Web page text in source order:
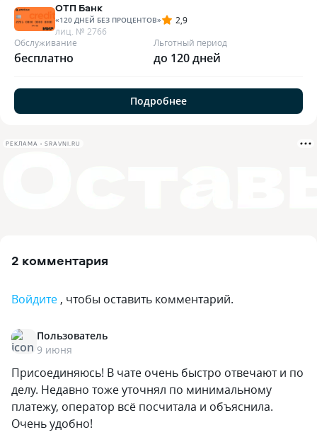
ОТП Банк
«120 ДНЕЙ БЕЗ ПРОЦЕНТОВ»
2,9
лиц. № 2766
Обслуживание
бесплатно
Льготный период
до 120 дней
Подробнее
РЕКЛАМА • SRAVNI.RU
2 комментария
Войдите , чтобы оставить комментарий.
Пользователь
9 июня
Присоединяюсь! В чате очень быстро отвечают и по
делу. Недавно тоже уточнял по минимальному
платежу, оператор всё посчитала и объяснила.
Очень удобно!